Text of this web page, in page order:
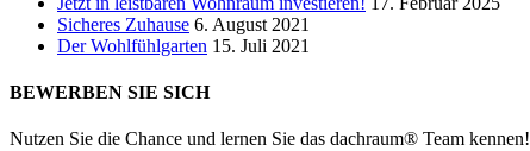
Sicheres Zuhause 6. August 2021
Der Wohlfühlgarten 15. Juli 2021
BEWERBEN SIE SICH
Nutzen Sie die Chance und lernen Sie das dachraum® Team kennen!